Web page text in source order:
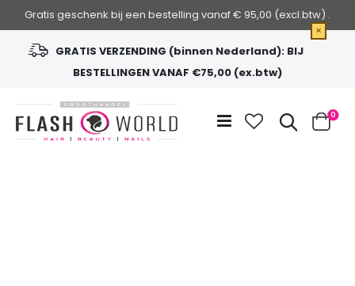
Gratis geschenk bij een bestelling vanaf € 95,00 (excl.btw) .
×
GRATIS VERZENDING (binnen Nederland): BIJ
BESTELLINGEN VANAF €75,00 (ex.btw)
de
inhoud
Zoek
Cart
0